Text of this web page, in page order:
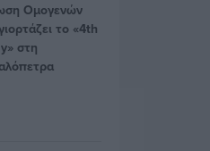
Ομογενών
το «4th
στη